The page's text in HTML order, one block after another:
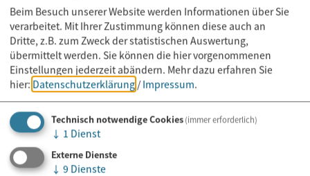
Beim Besuch unserer Website werden Informationen über Sie
verarbeitet. Mit Ihrer Zustimmung können diese auch an
Dritte, z.B. zum Zweck der statistischen Auswertung,
übermittelt werden. Sie können die hier vorgenommenen
Einstellungen jederzeit abändern. Mehr dazu erfahren Sie
hier: Datenschutzerklärung / Impressum.
Technisch notwendige Cookies(immer erforderlich)
↓ 1 Dienst
Externe Dienste
↓ 9 Dienste